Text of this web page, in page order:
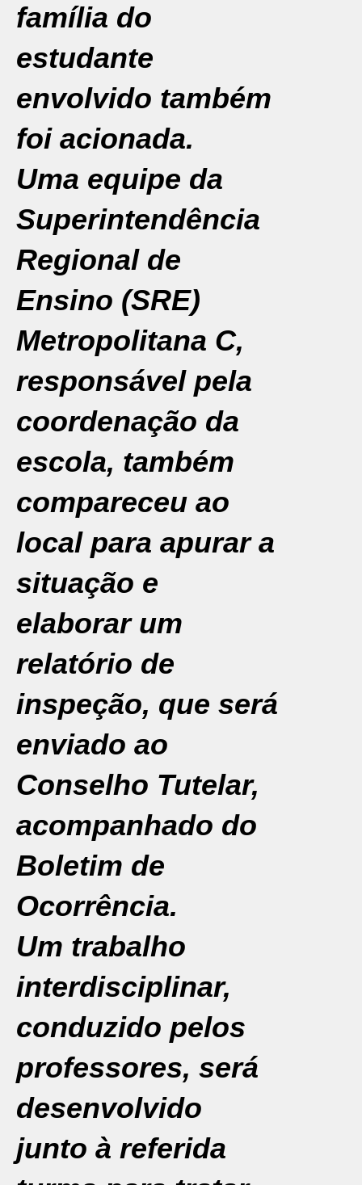
família do
estudante
envolvido também
foi acionada.
Uma equipe da
Superintendência
Regional de
Ensino (SRE)
Metropolitana C,
responsável pela
coordenação da
escola, também
compareceu ao
local para apurar a
situação e
elaborar um
relatório de
inspeção, que será
enviado ao
Conselho Tutelar,
acompanhado do
Boletim de
Ocorrência.
Um trabalho
interdisciplinar,
conduzido pelos
professores, será
desenvolvido
junto à referida